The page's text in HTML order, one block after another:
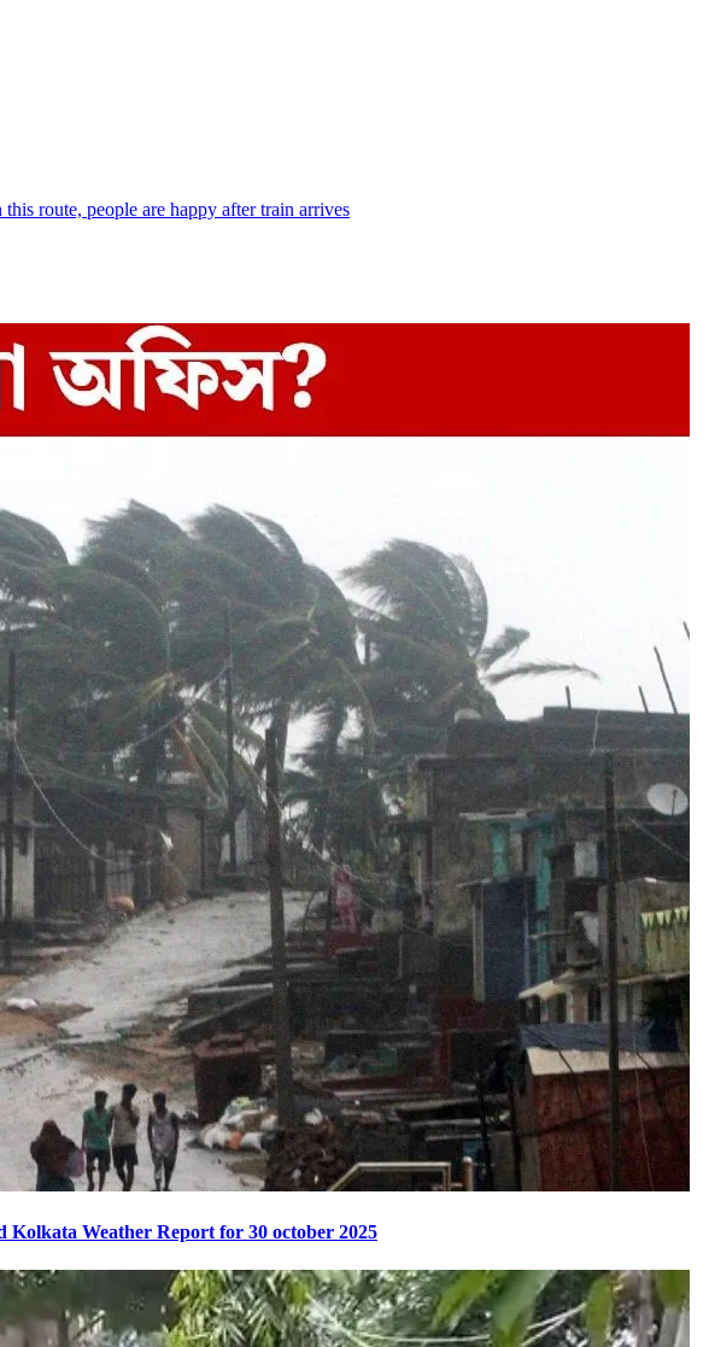
this route, people are happy after train arrives
and Kolkata Weather Report for 30 october 2025